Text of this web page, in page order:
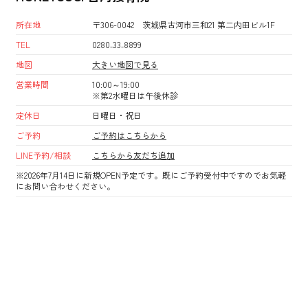
所在地
〒306-0042 茨城県古河市三和21 第二内田ビル1F
TEL
0280₋33₋8899
地図
大きい地図で見る
営業時間
10:00～19:00
※第2水曜日は午後休診
定休日
日曜日・祝日
ご予約
ご予約はこちらから
LINE予約/相談
こちらから友だち追加
※2026年7月14日に新規OPEN予定です。既にご予約受付中ですのでお気軽
にお問い合わせください。